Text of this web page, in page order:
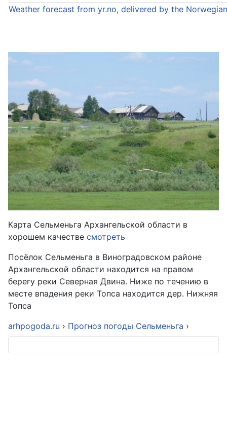
Weather forecast from yr.no, delivered by the
Карта Сельменьга Архангельской области в
хорошем качестве смотреть
Посёлок Сельменьга в Виноградовском районе
Архангельской области находится на правом
берегу реки Северная Двина. Ниже по течению в
месте впадения реки Топса находится дер. Нижняя
Топса
arhpogoda.ru › Прогноз погоды Сельменьга ›